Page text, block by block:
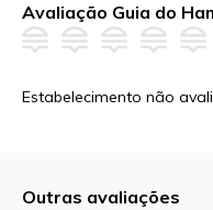
Avaliação Guia do
Estabelecimento não
Outras avaliações